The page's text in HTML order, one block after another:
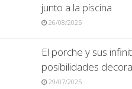
junto a la piscina
26/08/2025
El porche y sus
posibilidades
29/07/2025